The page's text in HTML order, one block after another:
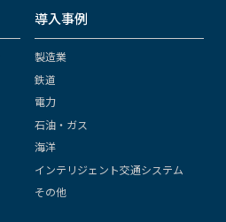
導入事例
製造業
鉄道
電力
石油・ガス
海洋
インテリジェント交通システム
その他